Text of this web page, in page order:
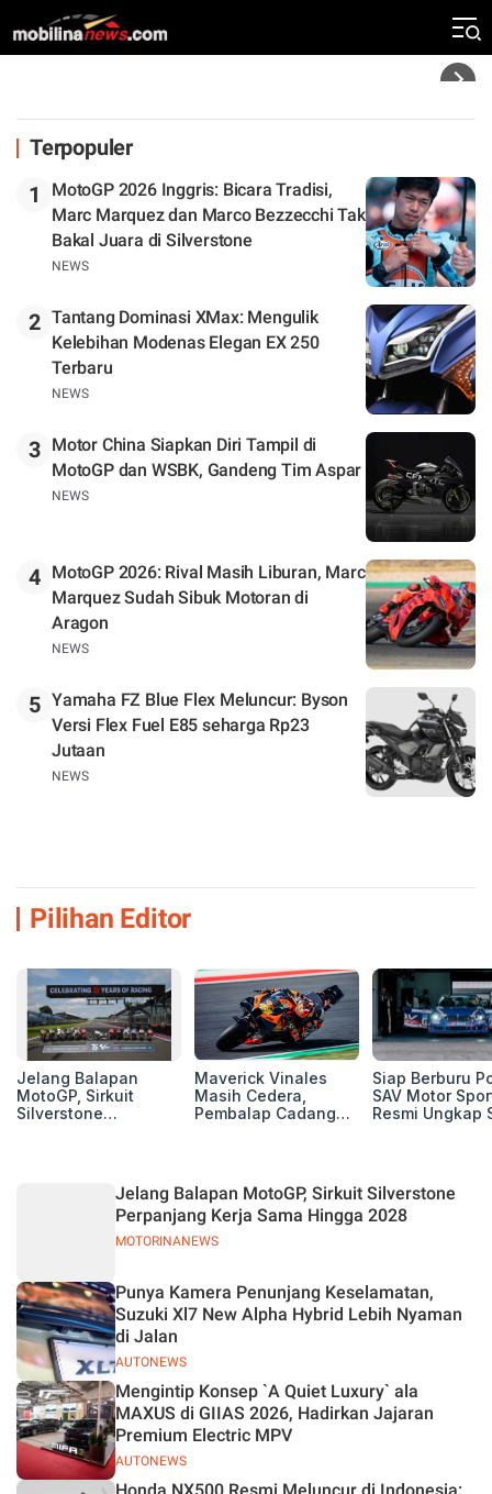
Silverstone. Seri Selanjutnya Belum Jelas
Terpopuler
1
MotoGP 2026 Inggris: Bicara Tradisi,
Marc Marquez dan Marco Bezzecchi Tak
Bakal Juara di Silverstone
NEWS
2 Tantang Dominasi XMax: Mengulik
Kelebihan Modenas Elegan EX 250
Terbaru
NEWS
3
Motor China Siapkan Diri Tampil di
MotoGP dan WSBK, Gandeng Tim Aspar
NEWS
4
MotoGP 2026: Rival Masih Liburan, Marc
Marquez Sudah Sibuk Motoran di
Aragon
NEWS
5 Yamaha FZ Blue Flex Meluncur: Byson
Versi Flex Fuel E85 seharga Rp23
Jutaan
NEWS
Pilihan Editor
Jelang Balapan
MotoGP, Sirkuit
Silverstone
Maverick Vinales
Masih Cedera,
Pembalap Cadangan
Siap Berburu
SAV Motor
Resmi Ungkap
MOTORINANEWS
Jelang Balapan MotoGP, Sirkuit Silverstone
Perpanjang Kerja Sama Hingga 2028
AUTONEWS
Punya Kamera Penunjang Keselamatan,
Suzuki Xl7 New Alpha Hybrid Lebih Nyaman
di Jalan
AUTONEWS
Mengintip Konsep `A Quiet Luxury` ala
MAXUS di GIIAS 2026, Hadirkan Jajaran
Premium Electric MPV